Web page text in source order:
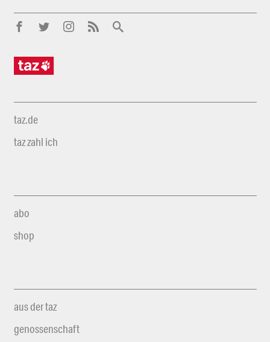
taz.de
taz zahl ich
abo
shop
aus der taz
genossenschaft